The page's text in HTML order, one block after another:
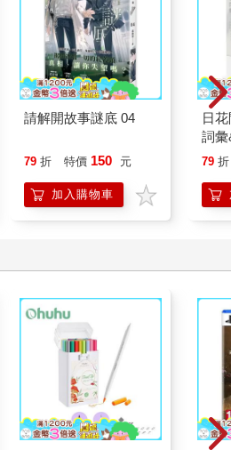
會不會只是撐不了多久的延命措
到預期的規模，也沒有持續太久。
場人數持續下滑。
老夫婦。他們穿上滑雪板後，動作
側屈膝的動作是自由腳跟滑雪特有
作不僅吸引了其他雙板滑雪客的目
年紀後，夫妻一起來滑雪的滑雪
輕鬆些—倉田看著他們優雅的滑行，
請解開故事謎底 04
79 折 特價 150 元
加入購物車
日
詞
79 折